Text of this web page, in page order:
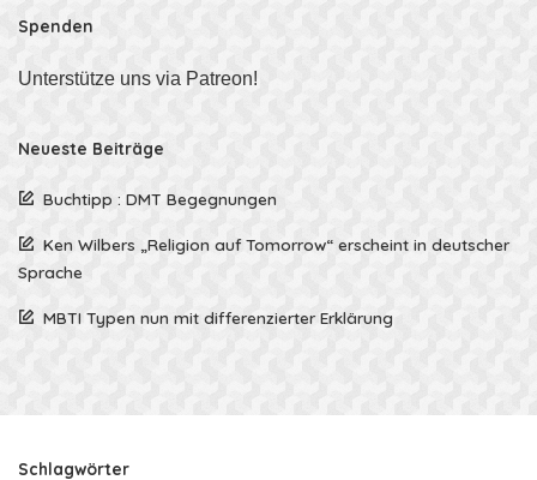
Spenden
Unterstütze uns via Patreon!
Neueste Beiträge
Buchtipp : DMT Begegnungen
Ken Wilbers „Religion auf Tomorrow“ erscheint in deutscher
Sprache
MBTI Typen nun mit differenzierter Erklärung
Schlagwörter